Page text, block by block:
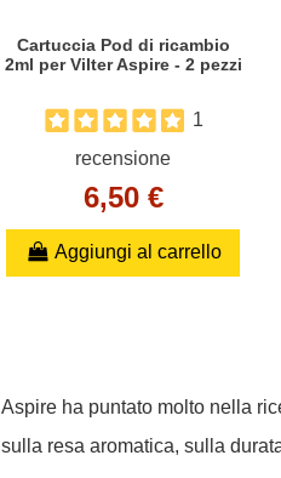
Cartuccia Pod di ricambio
2ml per Vilter Aspire - 2 pezzi
1
recensione
6,50 €
Aggiungi al carrello
Aspire ha puntato molto nella
sulla resa aromatica, sulla